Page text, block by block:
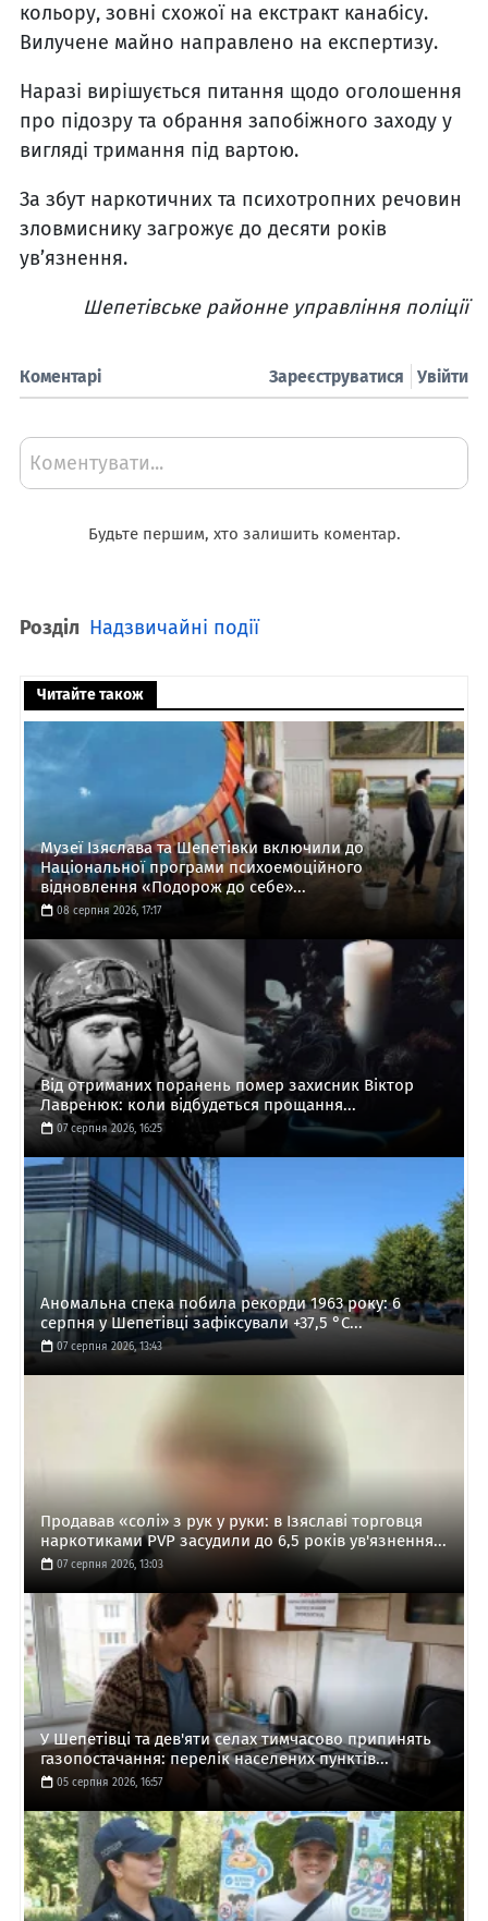
кольору, зовні схожої на екстракт канабісу.
Вилучене майно направлено на експертизу.
Наразі вирішується питання щодо оголошення
про підозру та обрання запобіжного заходу у
вигляді тримання під вартою.
За збут наркотичних та психотропних речовин
зловмиснику загрожує до десяти років
ув’язнення.
Шепетівське районне управління поліції
Коментарі Увійти
Зареєструватися
Коментувати...
Будьте першим, хто залишить коментар.
Розділ Надзвичайні події
Читайте також
Музеї Ізяслава та Шепетівки включили до
Національної програми психоемоційного
відновлення «Подорож до себе»...
08 серпня 2026, 17:17
Від отриманих поранень помер захисник Віктор
Лавренюк: коли відбудеться прощання...
07 серпня 2026, 16:25
Аномальна спека побила рекорди 1963 року: 6
серпня у Шепетівці зафіксували +37,5 °C...
07 серпня 2026, 13:43
Продавав «солі» з рук у руки: в Ізяславі торговця
наркотиками PVP засудили до 6,5 років ув'язнення...
07 серпня 2026, 13:03
У Шепетівці та дев'яти селах тимчасово припинять
газопостачання: перелік населених пунктів...
05 серпня 2026, 16:57